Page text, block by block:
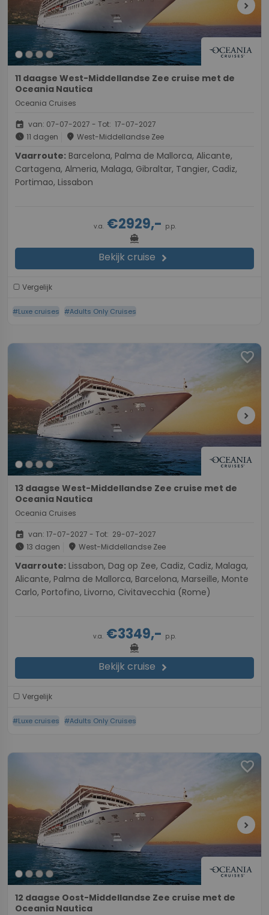
chevron_right
11 daagse West-Middellandse Zee cruise met de
Oceania Nautica
Oceania Cruises
event van: 07-07-2027 - Tot: 17-07-2027
schedule 11 dagen place West-Middellandse Zee
Vaarroute:
Cartagena, Almeria, Malaga, Gibraltar, Tangier, Cadiz,
Portimao, Lissabon
v.a.€2929,- p.p.
directions_boat
Bekijk cruise chevron_right
Vergelijk
#Luxe cruises #Adults Only Cruises
favorite
chevron_right
13 daagse West-Middellandse Zee cruise met de
Oceania Nautica
Oceania Cruises
event van: 17-07-2027 - Tot: 29-07-2027
schedule 13 dagen place West-Middellandse Zee
Vaarroute:
Alicante, Palma de Mallorca, Barcelona, Marseille, Monte
Carlo, Portofino, Livorno, Civitavecchia (Rome)
v.a. €3349,- p.p.
directions_boat
Bekijk cruise chevron_right
Vergelijk
#Luxe cruises #Adults Only Cruises
favorite
chevron_right
12 daagse Oost-Middellandse Zee cruise met de
Oceania Nautica